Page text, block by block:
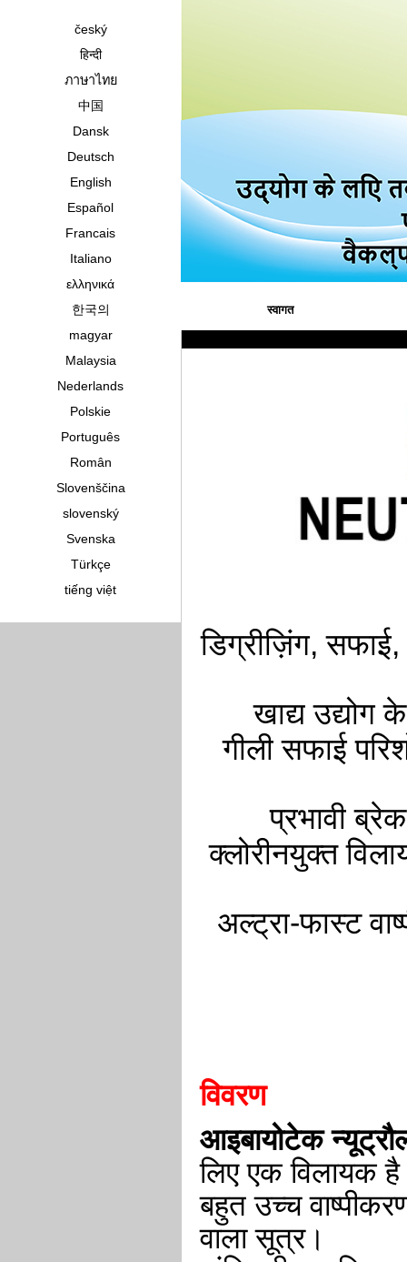
český
हिन्दी
ภาษาไทย
中国
Dansk
Deutsch
English
Español
Francais
Italiano
ελληνικά
한국의
magyar
Malaysia
Nederlands
Polskie
Português
Român
Slovenščina
slovenský
Svenska
Türkçe
tiếng việt
स्वागत
डिग्रीज़िंग,
खाद्य उद्योग
गीली सफाई
प्रभावी
क्लोरीनयुक्त
अल्ट्रा-फास्ट
विवरण
आइबायोटेक
लिए एक विलायक
बहुत उच्च
वाला सूत्र।